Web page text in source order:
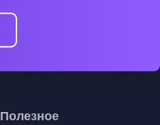
Полезное